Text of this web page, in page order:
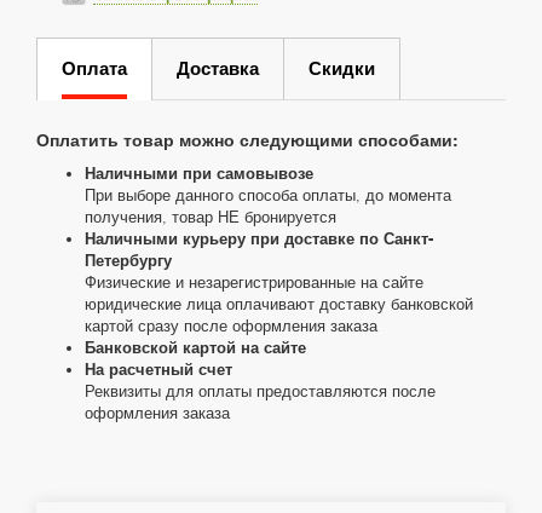
Оплата Доставка Скидки
Оплатить товар можно следующими способами:
Наличными при самовывозе
При выборе данного способа оплаты, до момента
получения, товар НЕ бронируется
Наличными курьеру при доставке по Санкт-
Петербургу
Физические и незарегистрированные на сайте
юридические лица оплачивают доставку банковской
картой сразу после оформления заказа
Банковской картой на сайте
На расчетный счет
Реквизиты для оплаты предоставляются после
оформления заказа